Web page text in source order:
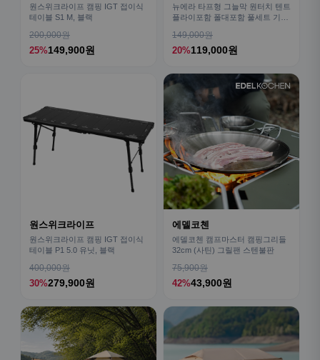
원스위크라이프 캠핑 IGT 접이식
테이블 S1 M, 블랙
200,000원
25%149,900원
뉴에라 타프형 그늘막 원터치 텐트
플라이포함 폴대포함 풀세트 기본
149,000원
20%119,000원
원스위크라이프
원스위크라이프 캠핑 IGT 접이식
테이블 P1 5.0 유닛, 블랙
400,000원
30%279,900원
에델코첸
에델코첸 캠프마스터 캠핑그리들
32cm (사틴) 그릴팬 스텐불판
75,900원
42%43,900원